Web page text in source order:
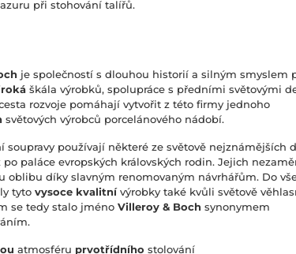
při stohování talířů.
je společností s dlouhou historií a silným smyslem
škála výrobků, spolupráce s předními světovými
rozvoje pomáhají vytvořit z této firmy jednoho
světových výrobců porcelánového nádobí.
používají některé ze světově nejznámějších
po paláce evropských královských rodin. Jejich
oblibu díky slavným renomovaným návrhářům. Do
tyto vysoce kvalitnívýrobky také kvůli světově
se tedy stalo jméno Villeroy & Boch synonymem
atmosféru prvotřídního stolování